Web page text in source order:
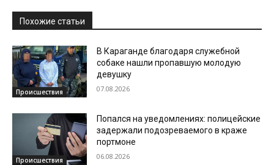
Похожие статьи
Происшествия
В Караганде благодаря служебной
собаке нашли пропавшую молодую
девушку
07.08.2026
Происшествия
Попался на уведомлениях: полицейские
задержали подозреваемого в краже
портмоне
06.08.2026